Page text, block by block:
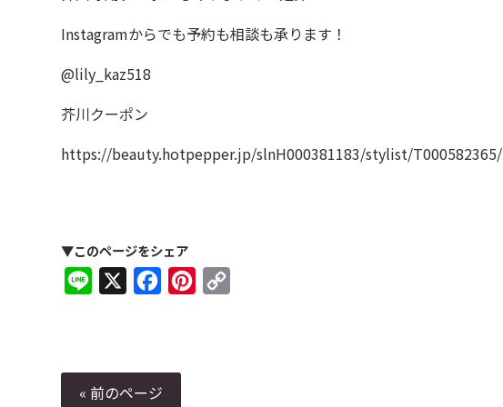
Instagramからでも予約も相談も承ります！
@lily_kaz518
芥川クーポン
https://beauty.hotpepper.jp/slnH000381183/stylist/T000582365/
▼このページをシェア
Line FacebookPinterest
« 前のページ